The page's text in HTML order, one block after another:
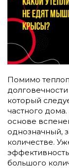
Помимо
который
частного
основе
однозначный,
количестве.
большого